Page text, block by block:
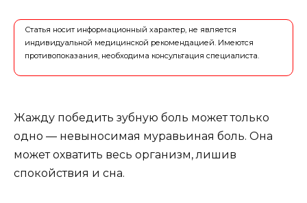
Статья носит информационный характер, не является
индивидуальной медицинской рекомендацией. Имеются
противопоказания, необходима консультация специалиста.
Жажду победить зубную боль может только
одно — невыносимая муравьиная боль. Она
может охватить весь организм, лишив
спокойствия и сна.